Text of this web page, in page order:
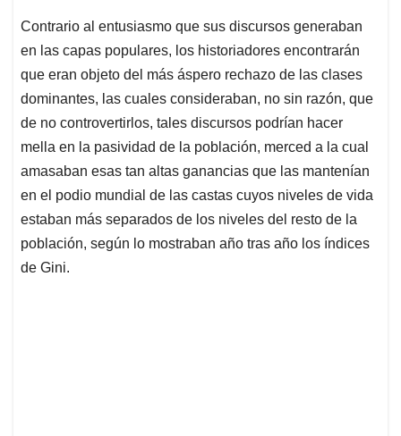
Contrario al entusiasmo que sus discursos generaban
en las capas populares, los historiadores encontrarán
que eran objeto del más áspero rechazo de las clases
dominantes, las cuales consideraban, no sin razón, que
de no controvertirlos, tales discursos podrían hacer
mella en la pasividad de la población, merced a la cual
amasaban esas tan altas ganancias que las mantenían
en el podio mundial de las castas cuyos niveles de vida
estaban más separados de los niveles del resto de la
población, según lo mostraban año tras año los índices
de Gini.